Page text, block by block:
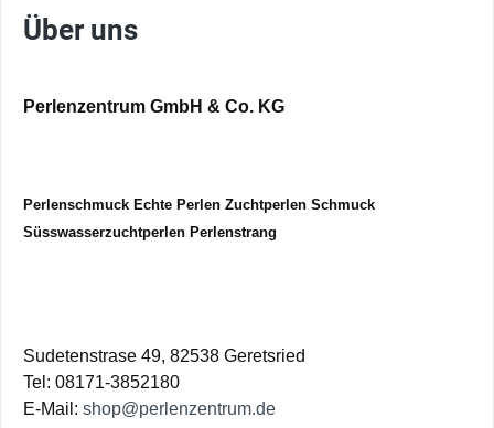
Über uns
Perlenzentrum GmbH & Co. KG
Perlenschmuck Echte Perlen Zuchtperlen Schmuck
Süsswasserzuchtperlen Perlenstrang
Sudetenstrase 49, 82538 Geretsried
Tel: 08171-3852180
E-Mail: shop@perlenzentrum.de